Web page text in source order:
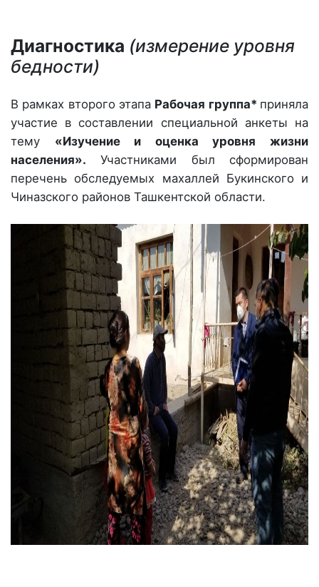
Диагностика (измерение уровня
бедности)
В рамках второго этапа Рабочая группа* приняла
участие в составлении специальной анкеты на
тему «Изучение и оценка уровня жизни
населения». Участниками был сформирован
перечень обследуемых махаллей Букинского и
Чиназского районов Ташкентской области.